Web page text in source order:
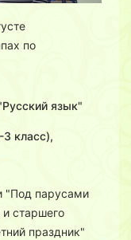
по
язык"
класс),
"Под парусами
старшего
праздник"